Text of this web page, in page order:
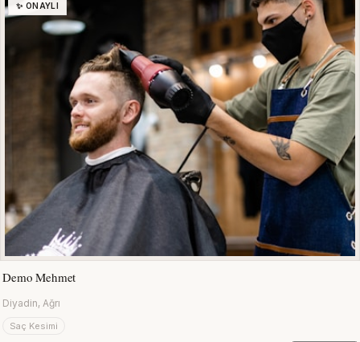
✨ ONAYLI
Demo Mehmet
Diyadin, Ağrı
Saç Kesimi